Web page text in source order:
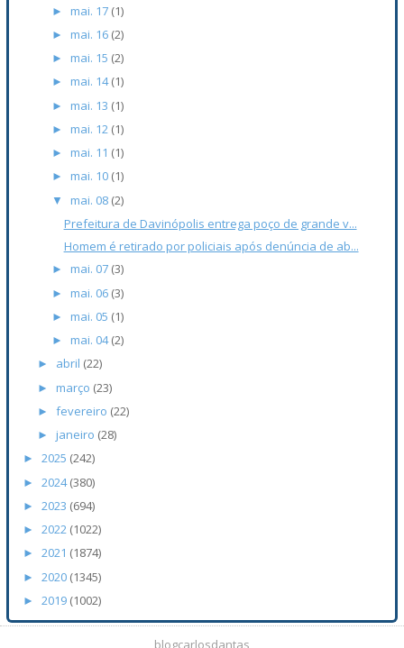
► mai. 17 (1)
► mai. 16 (2)
► mai. 15 (2)
► mai. 14(1)
► mai. 13 (1)
► mai. 12 (1)
► mai. 11 (1)
► mai. 10 (1)
▼ mai. 08 (2)
Prefeitura de Davinópolis entrega poço de grande v...
Homem é retirado por policiais após denúncia de ab...
► mai. 07 (3)
► mai. 06 (3)
► mai. 05 (1)
► mai. 04(2)
► abril (22)
► março (23)
►fevereiro (22)
► janeiro (28)
►2025 (242)
►2024(380)
►2023 (694)
►2022 (1022)
►2021 (1874)
►2020 (1345)
►2019 (1002)
blogcarlosdantas